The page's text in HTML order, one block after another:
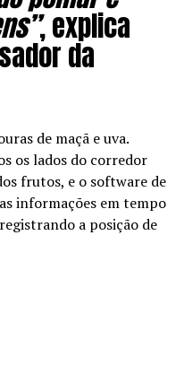
, explica
da
de maçã e uva.
os lados do corredor
frutos, e o software de
informações em tempo
a posição de